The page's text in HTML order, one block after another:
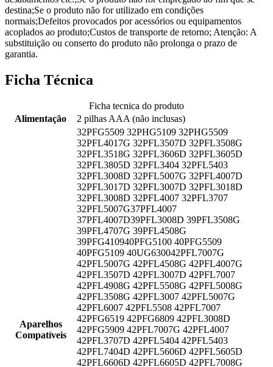
destina;Se o produto não for utilizado em condições
normais;Defeitos provocados por acessórios ou equipamentos
acoplados ao produto;Custos de transporte de retorno; Atenção: A
substituição ou conserto do produto não prolonga o prazo de
garantia.
Ficha Técnica
Ficha tecnica do produto
Alimentação
2 pilhas AAA (não inclusas)
Aparelhos
Compatíveis
32PFG5509 32PHG5109 32PHG5509
32PFL4017G 32PFL3507D 32PFL3508G
32PFL3518G 32PFL3606D 32PFL3605D
32PFL3805D 32PFL3404 32PFL5403
32PFL3008D 32PFL5007G 32PFL4007D
32PFL3017D 32PFL3007D 32PFL3018D
32PFL3008D 32PFL4007 32PFL3707
32PFL5007G37PFL4007
37PFL4007D39PFL3008D 39PFL3508G
39PFL4707G 39PFL4508G
39PFG410940PFG5100 40PFG5509
40PFG5109 40UG630042PFL7007G
42PFL5007G 42PFL4508G 42PFL4007G
42PFL3507D 42PFL3007D 42PFL7007
42PFL4908G 42PFL5508G 42PFL5008G
42PFL3508G 42PFL3007 42PFL5007G
42PFL6007 42PFL5508 42PFL7007
42PFG6519 42PFG6809 42PFL3008D
42PFG5909 42PFL7007G 42PFL4007
42PFL3707D 42PFL5404 42PFL5403
42PFL7404D 42PFL5606D 42PFL5605D
42PFL6606D 42PFL6605D 42PFL7008G